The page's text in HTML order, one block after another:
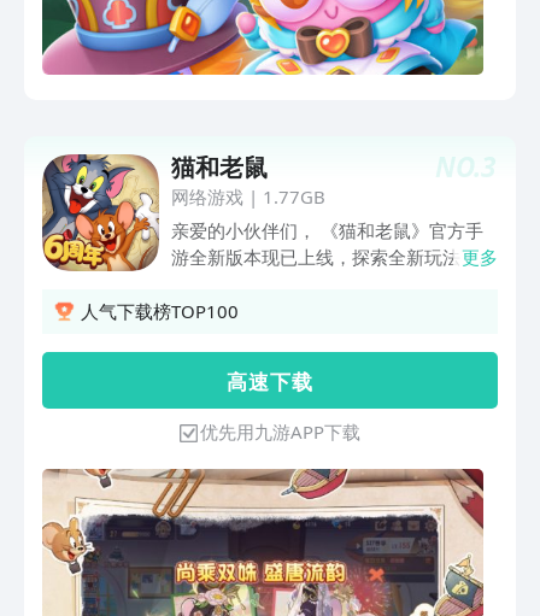
NO.3
猫和老鼠
网络游戏| 1.77GB
亲爱的小伙伴们， 《猫和老鼠》官方手
游全新版本现已上线，探索全新玩法，参
杰瑞陪你度过开心每一天！ 【新赛季】
意时光吧~ 【新福利】 罐头工厂活动开
启！让我们集中火力，协助汤姆杰瑞击败
邪恶鲨鱼，追回属于自己的金罐头大奖吧
~参与并完成新活动便能100%免费获得
超重磅福利——S级皮肤升级卡！
更多
人气下载榜TOP100
高 速 下 载
优先用九游APP下载